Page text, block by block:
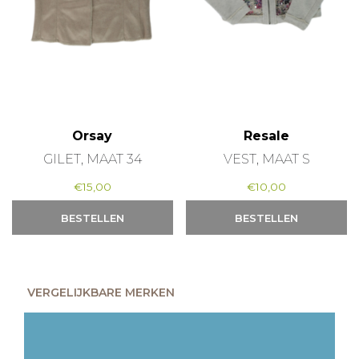
Orsay
GILET, MAAT 34
€15,00
BESTELLEN
Resale
VEST, MAAT S
€10,00
BESTELLEN
VERGELIJKBARE MERKEN